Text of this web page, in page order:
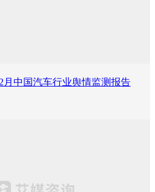
月中国汽车行业舆情监测报告